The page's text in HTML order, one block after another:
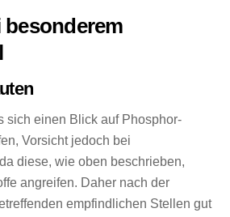
sich einen Blick auf Phosphor-
Vorsicht jedoch bei
diese, wie oben beschrieben,
angreifen. Daher nach der
empfindlichen Stellen gut